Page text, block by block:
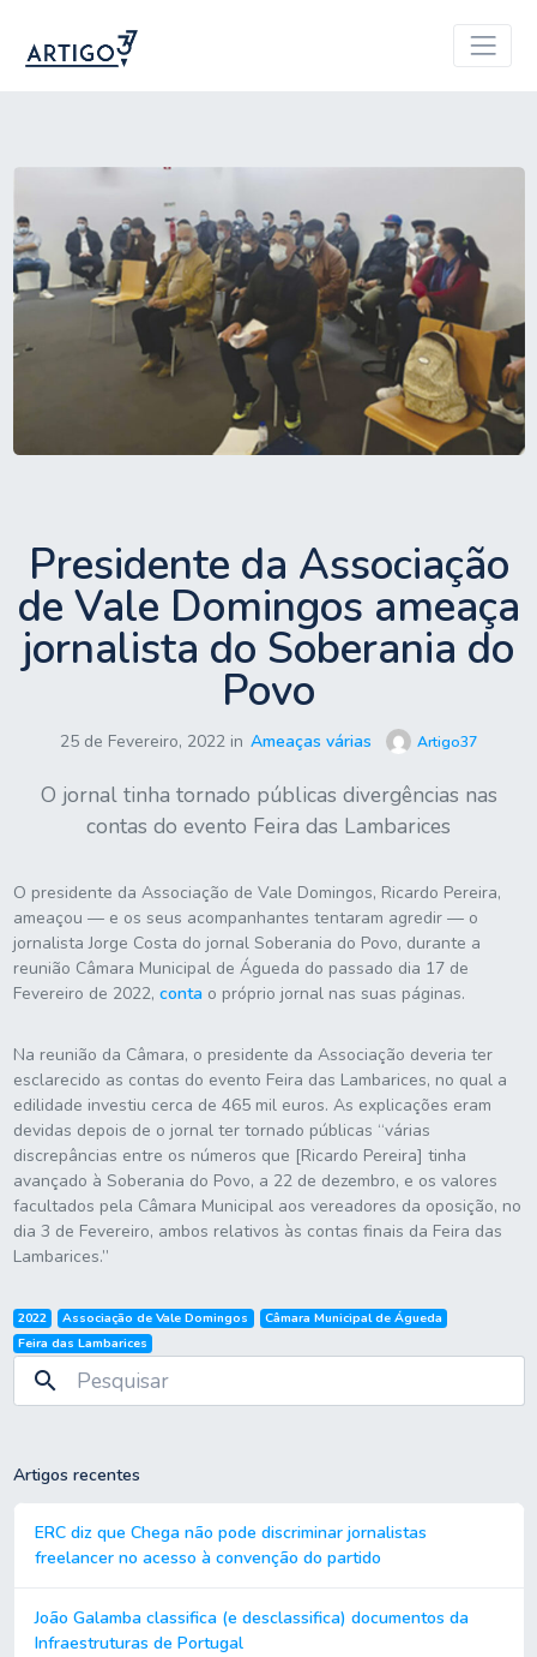
Presidente da Associação
de Vale Domingos ameaça
jornalista do Soberania do
Povo
25 de Fevereiro, 2022 in Ameaças várias Artigo37
O jornal tinha tornado públicas divergências nas
contas do evento Feira das Lambarices
O presidente da Associação de Vale Domingos, Ricardo Pereira,
ameaçou — e os seus acompanhantes tentaram agredir — o
jornalista Jorge Costa do jornal Soberania do Povo, durante a
reunião Câmara Municipal de Águeda do passado dia 17 de
Fevereiro de 2022, contao próprio jornal nas suas páginas.
Na reunião da Câmara, o presidente da Associação deveria ter
esclarecido as contas do evento Feira das Lambarices, no qual a
edilidade investiu cerca de 465 mil euros. As explicações eram
devidas depois de o jornal ter tornado públicas “várias
discrepâncias entre os números que [Ricardo Pereira] tinha
avançado à Soberania do Povo, a 22 de dezembro, e os valores
facultados pela Câmara Municipal aos vereadores da oposição, no
dia 3 de Fevereiro, ambos relativos às contas finais da Feira das
Lambarices.”
2022 Associação de Vale Domingos
Câmara Municipal de Águeda
Feira das Lambarices
search
Artigos recentes
ERC diz que Chega não pode discriminar jornalistas
freelancer no acesso à convenção do partido
João Galamba classifica (e desclassifica) documentos da
Infraestruturas de Portugal